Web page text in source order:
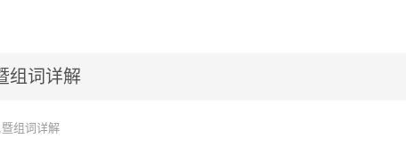
组词详解
组词详解